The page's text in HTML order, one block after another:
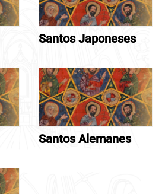
Santos Japoneses
Santos Alemanes